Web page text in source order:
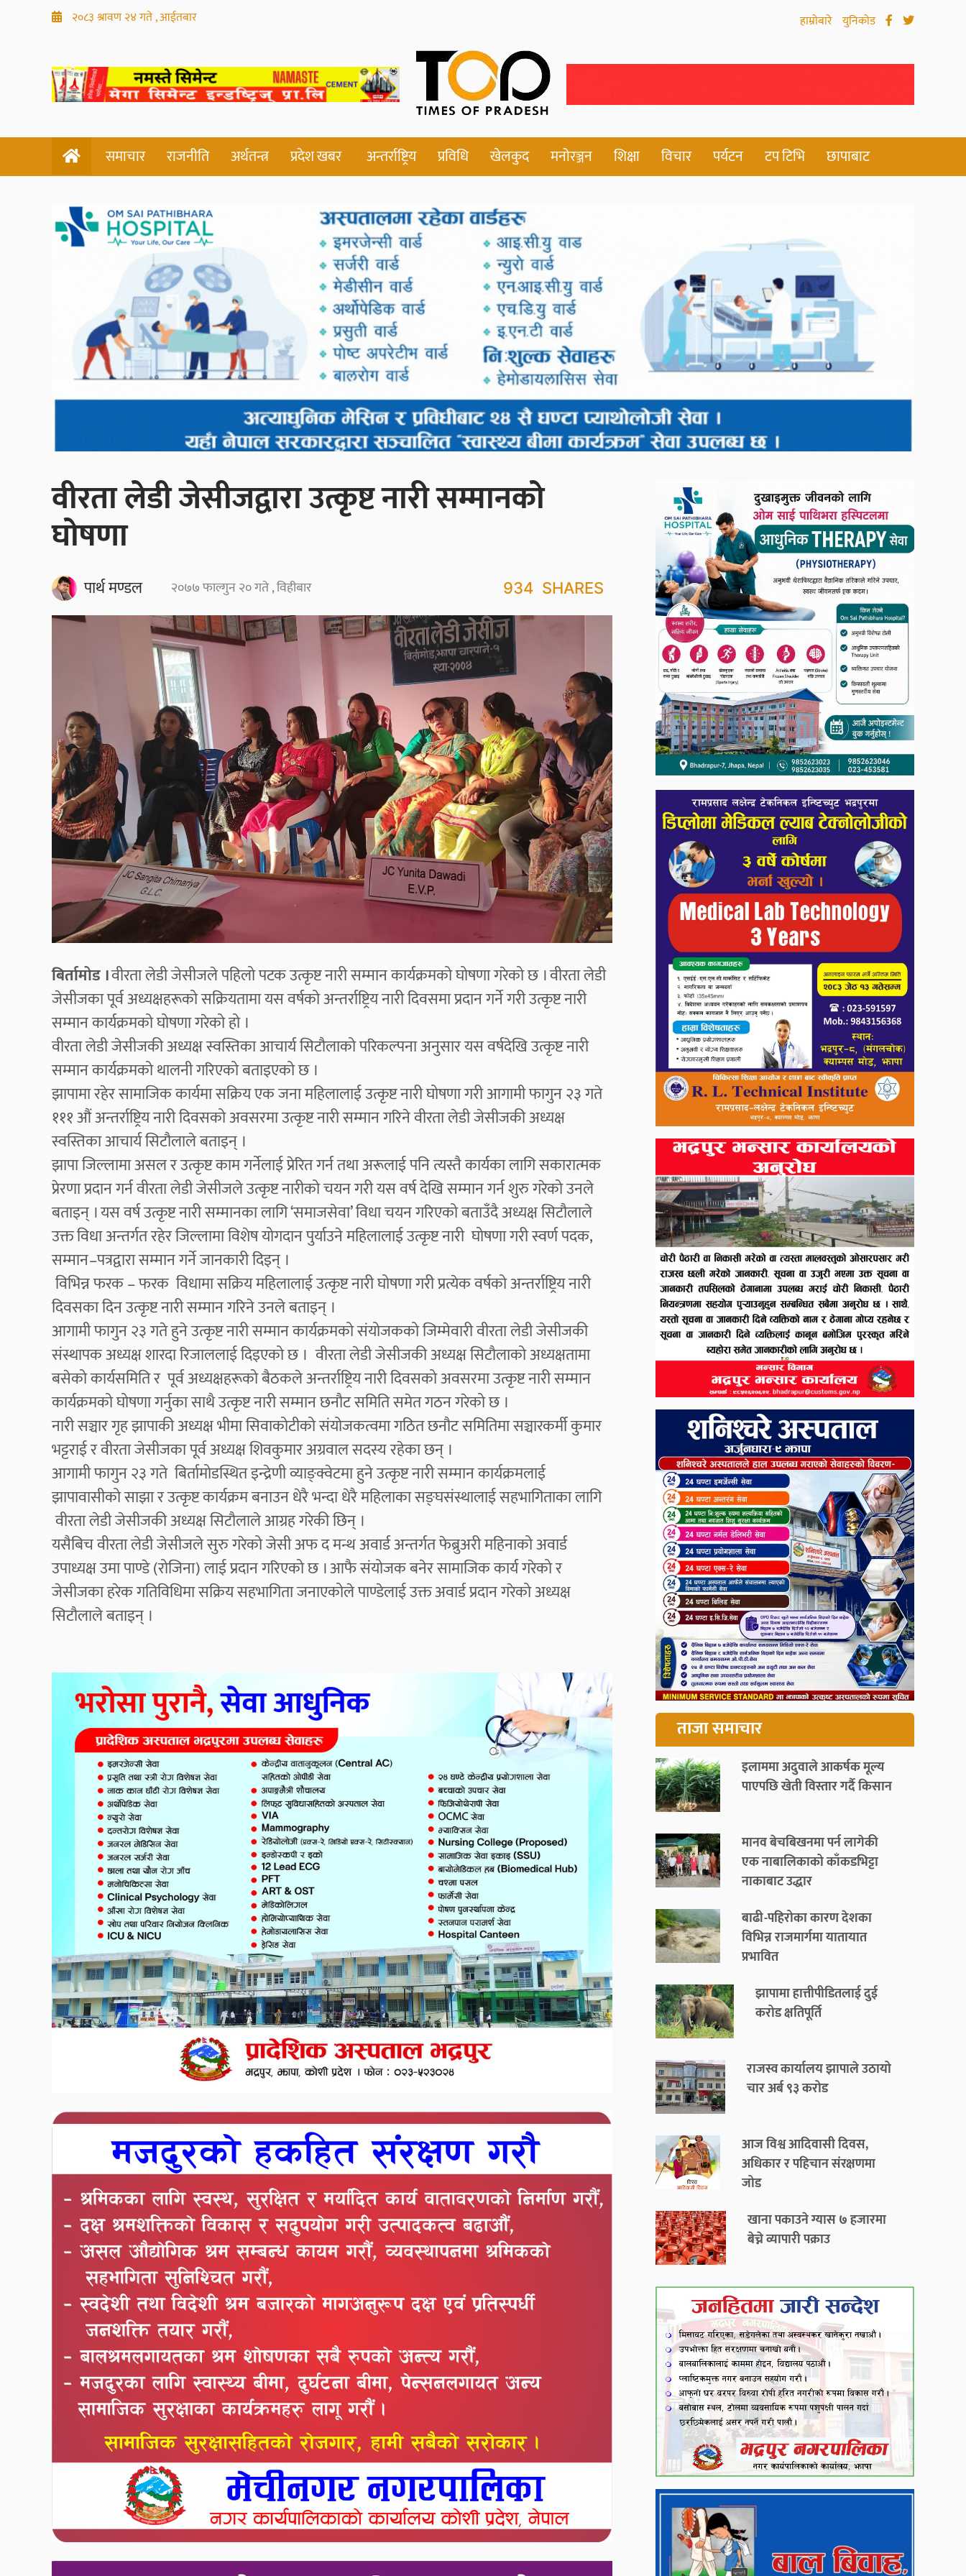
२०८३ श्रावण २४ गते , आईतबार हाम्रोबारे युनिकोड
समाचार राजनीति अर्थतन्त्र प्रदेश खबर अन्तर्राष्ट्रिय प्रविधि खेलकुद मनोरञ्जन शिक्षा विचार पर्यटन टप टिभि छापाबाट
वीरता लेडी जेसीजद्वारा उत्कृष्ट नारी सम्मानको
घोषणा
पार्थ मण्डल २०७७ फाल्गुन २० गते , विहीबार 934 SHARES
बिर्तामोड ।वीरता लेडी जेसीजले पहिलो पटक उत्कृष्ट नारी सम्मान कार्यक्रमको घोषणा गरेको छ । वीरता लेडी
जेसीजका पूर्व अध्यक्षहरूको सक्रियतामा यस वर्षको अन्तर्राष्ट्रिय नारी दिवसमा प्रदान गर्ने गरी उत्कृष्ट नारी
सम्मान कार्यक्रमको घोषणा गरेको हो ।
वीरता लेडी जेसीजकी अध्यक्ष स्वस्तिका आचार्य सिटौलाको परिकल्पना अनुसार यस वर्षदेखि उत्कृष्ट नारी
सम्मान कार्यक्रमको थालनी गरिएको बताइएको छ ।
झापामा रहेर सामाजिक कार्यमा सक्रिय एक जना महिलालाई उत्कृष्ट नारी घोषणा गरी आगामी फागुन २३ गते
१११ औं अन्तर्राष्ट्रिय नारी दिवसको अवसरमा उत्कृष्ट नारी सम्मान गरिने वीरता लेडी जेसीजकी अध्यक्ष
स्वस्तिका आचार्य सिटौलाले बताइन् ।
झापा जिल्लामा असल र उत्कृष्ट काम गर्नेलाई प्रेरित गर्न तथा अरूलाई पनि त्यस्तै कार्यका लागि सकारात्मक
प्रेरणा प्रदान गर्न वीरता लेडी जेसीजले उत्कृष्ट नारीको चयन गरी यस वर्ष देखि सम्मान गर्न शुरु गरेको उनले
बताइन् । यस वर्ष उत्कृष्ट नारी सम्मानका लागि ‘समाजसेवा’ विधा चयन गरिएको बताउँदै अध्यक्ष सिटौलाले
उक्त विधा अन्तर्गत रहेर जिल्लामा विशेष योगदान पुर्याउने महिलालाई उत्कृष्ट नारी घोषणा गरी स्वर्ण पदक,
सम्मान–पत्रद्वारा सम्मान गर्ने जानकारी दिइन् ।
विभिन्न फरक – फरक विधामा सक्रिय महिलालाई उत्कृष्ट नारी घोषणा गरी प्रत्येक वर्षको अन्तर्राष्ट्रिय नारी
दिवसका दिन उत्कृष्ट नारी सम्मान गरिने उनले बताइन् ।
आगामी फागुन २३ गते हुने उत्कृष्ट नारी सम्मान कार्यक्रमको संयोजकको जिम्मेवारी वीरता लेडी जेसीजकी
संस्थापक अध्यक्ष शारदा रिजाललाई दिइएको छ । वीरता लेडी जेसीजकी अध्यक्ष सिटौलाको अध्यक्षतामा
बसेको कार्यसमिति र पूर्व अध्यक्षहरूको बैठकले अन्तर्राष्ट्रिय नारी दिवसको अवसरमा उत्कृष्ट नारी सम्मान
कार्यक्रमको घोषणा गर्नुका साथै उत्कृष्ट नारी सम्मान छनौट समिति समेत गठन गरेको छ ।
नारी सञ्चार गृह झापाकी अध्यक्ष भीमा सिवाकोटीको संयोजकत्वमा गठित छनौट समितिमा सञ्चारकर्मी कुमार
भट्टराई र वीरता जेसीजका पूर्व अध्यक्ष शिवकुमार अग्रवाल सदस्य रहेका छन् ।
आगामी फागुन २३ गते बिर्तामोडस्थित इन्द्रेणी व्याङ्क्वेटमा हुने उत्कृष्ट नारी सम्मान कार्यक्रमलाई
झापावासीको साझा र उत्कृष्ट कार्यक्रम बनाउन धेरै भन्दा धेरै महिलाका सङ्घसंस्थालाई सहभागिताका लागि
वीरता लेडी जेसीजकी अध्यक्ष सिटौलाले आग्रह गरेकी छिन् ।
यसैबिच वीरता लेडी जेसीजले सुरु गरेको जेसी अफ द मन्थ अवार्ड अन्तर्गत फेब्रुअरी महिनाको अवार्ड
उपाध्यक्ष उमा पाण्डे (रोजिना) लाई प्रदान गरिएको छ । आफै संयोजक बनेर सामाजिक कार्य गरेको र
जेसीजका हरेक गतिविधिमा सक्रिय सहभागिता जनाएकोले पाण्डेलाई उक्त अवार्ड प्रदान गरेको अध्यक्ष
सिटौलाले बताइन् ।
ताजा समाचार
इलाममा अदुवाले आकर्षक मूल्य
पाएपछि खेती विस्तार गर्दै किसान
मानव बेचबिखनमा पर्न लागेकी
एक नाबालिकाको काँकडभिट्टा
नाकाबाट उद्धार
बाढी-पहिरोका कारण देशका
विभिन्न राजमार्गमा यातायात
प्रभावित
झापामा हात्तीपीडितलाई दुई
करोड क्षतिपूर्ति
राजस्व कार्यालय झापाले उठायो
चार अर्ब ९३ करोड
आज विश्व आदिवासी दिवस,
अधिकार र पहिचान संरक्षणमा
जोड
खाना पकाउने ग्यास ७ हजारमा
बेच्ने व्यापारी पक्राउ